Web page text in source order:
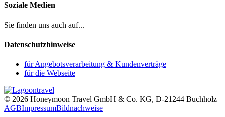
Soziale Medien
Sie finden uns auch auf...
Datenschutzhinweise
für Angebotsverarbeitung & Kundenverträge
für die Webseite
© 2026 Honeymoon Travel GmbH & Co. KG, D-21244 Buchholz
AGBImpressumBildnachweise